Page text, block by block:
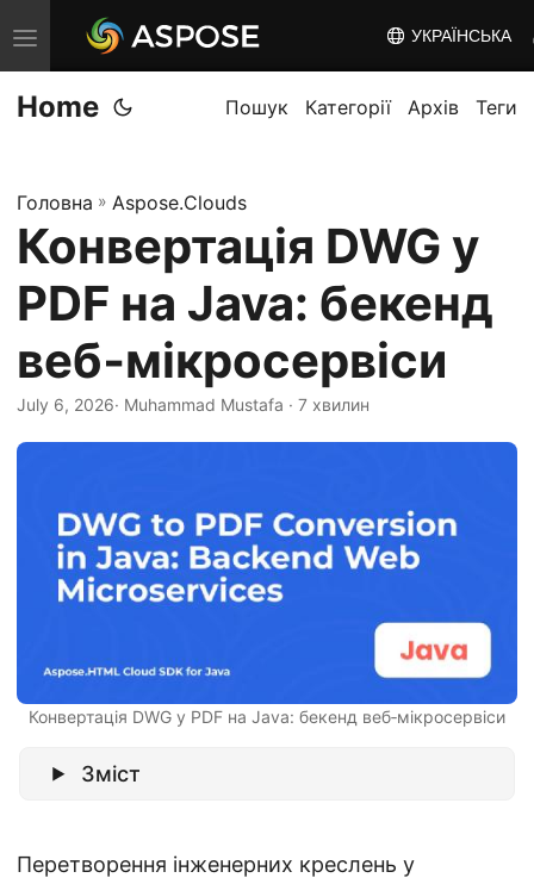
T
o
g
e
n
v
g
a
t
УКРАЇНСЬКА
Home Пошук Категорії Архів Теги
Головна » Aspose.Clouds
Конвертація DWG у
PDF на Java: бекенд
веб‑мікросервіси
July 6, 2026· Muhammad Mustafa · 7 хвилин
Конвертація DWG у PDF на Java: бекенд веб‑мікросервіси
Зміст
Перетворення інженерних креслень у